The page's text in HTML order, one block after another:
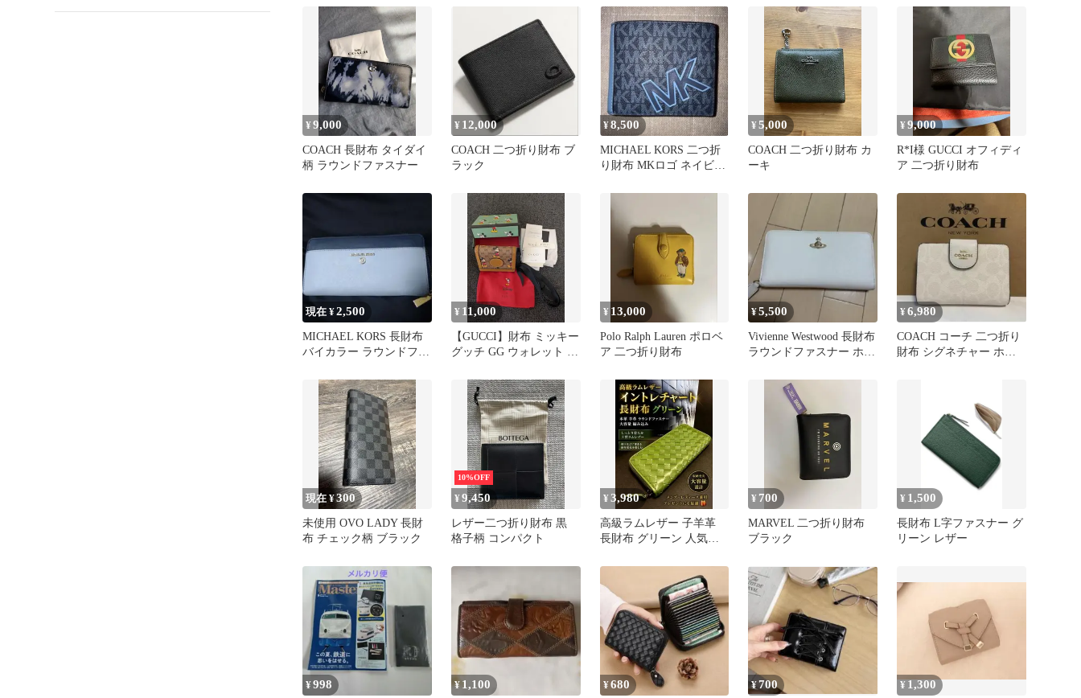
¥9,000
COACH 長財布 タイダイ
柄 ラウンドファスナー
¥ 12,000
COACH 二つ折り財布 ブ
ラック
¥8,500
MICHAEL KORS 二つ折
り財布 MKロゴ ネイビー
¥5,000
COACH 二つ折り財布 カ
ーキ
¥9,000
R*I様 GUCCI オフィディ
ア 二つ折り財布
現在 ¥2,500
MICHAEL KORS 長財布
バイカラー ラウンドファ
¥ 11,000
【GUCCI】財布 ミッキー
グッチ GG ウォレット ミ
¥ 13,000
Polo Ralph Lauren ポロベ
ア 二つ折り財布
¥5,500
Vivienne Westwood 長財布
ラウンドファスナー ホワ
¥6,980
COACH コーチ 二つ折り
財布 シグネチャー ホワ
現在 ¥300
未使用 OVO LADY 長財
布 チェック柄 ブラック
10%OFF
¥9,450
レザー二つ折り財布 黒
格子柄 コンパクト
¥3,980
高級ラムレザー 子羊革
長財布 グリーン 人気の
¥ 700
MARVEL 二つ折り財布
ブラック
¥ 1,500
長財布 L字ファスナー グ
リーン レザー
¥998 ¥ 1,100 ¥680 ¥700 ¥1,300